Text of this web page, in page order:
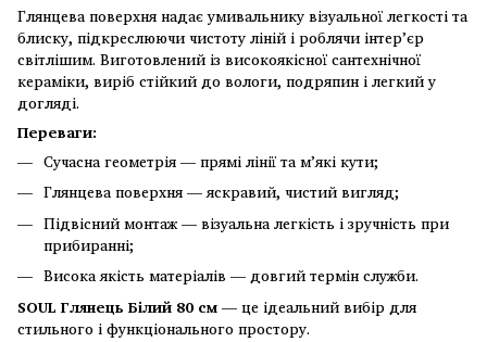
Глянцева поверхня надає умивальнику візуальної легкості та
блиску, підкреслюючи чистоту ліній і роблячи інтер’єр
світлішим. Виготовлений із високоякісної сантехнічної
кераміки, виріб стійкий до вологи, подряпин і легкий у
догляді.
Переваги:
Сучасна геометрія — прямі лінії та м’які кути;
Глянцева поверхня — яскравий, чистий вигляд;
Підвісний монтаж — візуальна легкість і зручність при
прибиранні;
Висока якість матеріалів — довгий термін служби.
SOUL Глянець Білий 80 см— це ідеальний вибір для
стильного і функціонального простору.